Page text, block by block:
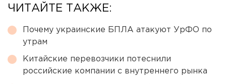
ЧИТАЙТЕ ТАКЖЕ:
Почему украинские БПЛА атакуют УрФО по
утрам
Китайские перевозчики потеснили
российские компании с внутреннего рынка